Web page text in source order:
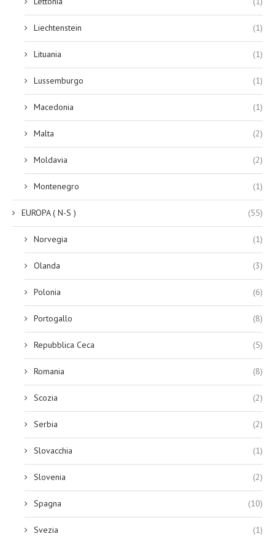
Liechtenstein (1)
Lituania (1)
Lussemburgo (1)
Macedonia (1)
Malta (2)
Moldavia (2)
Montenegro (1)
EUROPA ( N-S ) (55)
Norvegia (1)
Olanda (3)
Polonia (6)
Portogallo (8)
Repubblica Ceca (5)
Romania (8)
Scozia (2)
Serbia (2)
Slovacchia (1)
Slovenia (2)
Spagna (10)
Svezia (1)